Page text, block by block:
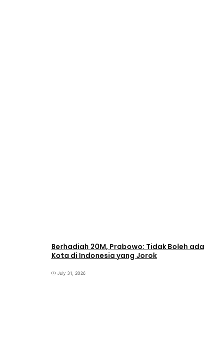
Berhadiah 20M, Prabowo: Tidak Boleh ada
Kota di Indonesia yang Jorok
July 31, 2026